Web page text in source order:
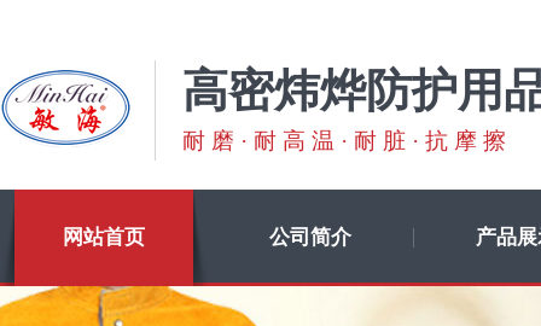
高密炜烨防护用
耐磨·耐高温·耐脏·抗摩擦
网站首页 公司简介 产品